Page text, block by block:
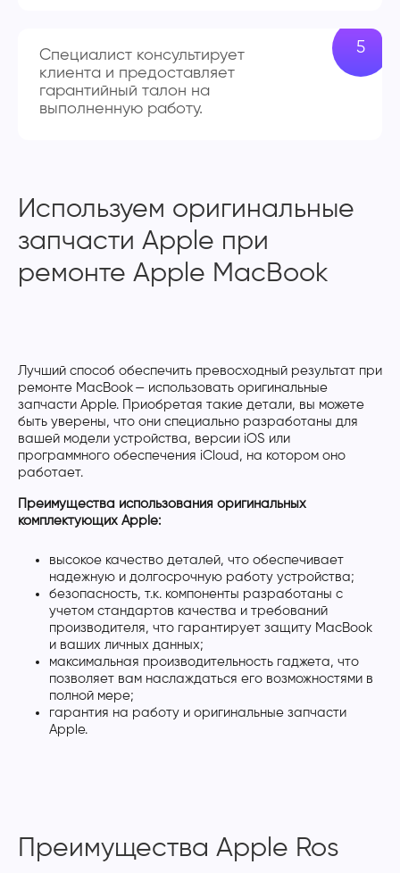
Специалист консультирует
клиента и предоставляет
гарантийный талон на
выполненную работу.
Используем оригинальные
запчасти Apple при
ремонте Apple MacBook
Лучший способ обеспечить превосходный результат при
ремонте MacBook — использовать оригинальные
запчасти Apple. Приобретая такие детали, вы можете
быть уверены, что они специально разработаны для
вашей модели устройства, версии iOS или
программного обеспечения iCloud, на котором оно
работает.
Преимущества использования оригинальных
комплектующих Apple:
высокое качество деталей, что обеспечивает
надежную и долгосрочную работу устройства;
безопасность, т.к. компоненты разработаны с
учетом стандартов качества и требований
производителя, что гарантирует защиту MacBook
и ваших личных данных;
максимальная производительность гаджета, что
позволяет вам наслаждаться его возможностями в
полной мере;
гарантия на работу и оригинальные запчасти
Apple.
Преимущества Apple Ros